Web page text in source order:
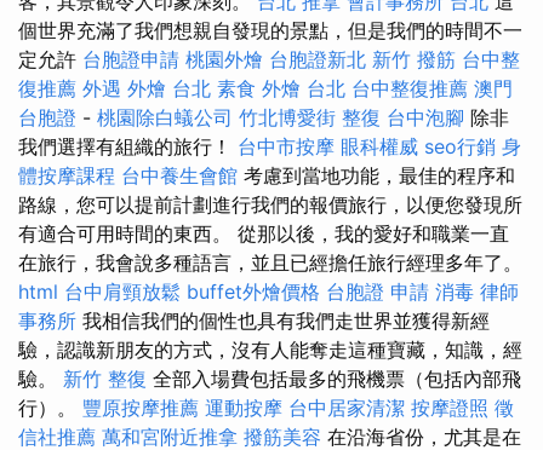
個世界充滿了我們想親自發現的景點，但是我們的時間不一
定允許 台胞證申請 桃園外燴 台胞證新北 新竹 撥筋 台中整
復推薦 外遇 外燴 台北 素食 外燴 台北 台中整復推薦 澳門
台胞證 - 桃園除白蟻公司 竹北博愛街 整復 台中泡腳 除非
我們選擇有組織的旅行！ 台中市按摩 眼科權威 seo行銷 身
體按摩課程 台中養生會館 考慮到當地功能，最佳的程序和
路線，您可以提前計劃進行我們的報價旅行，以便您發現所
有適合可用時間的東西。 從那以後，我的愛好和職業一直
在旅行，我會說多種語言，並且已經擔任旅行經理多年了。
html 台中肩頸放鬆 buffet外燴價格 台胞證 申請 消毒 律師
事務所 我相信我們的個性也具有我們走世界並獲得新經
驗，認識新朋友的方式，沒有人能奪走這種寶藏，知識，經
驗。 新竹 整復 全部入場費包括最多的飛機票（包括內部飛
行）。 豐原按摩推薦 運動按摩 台中居家清潔 按摩證照 徵
信社推薦 萬和宮附近推拿 撥筋美容 在沿海省份，尤其是在